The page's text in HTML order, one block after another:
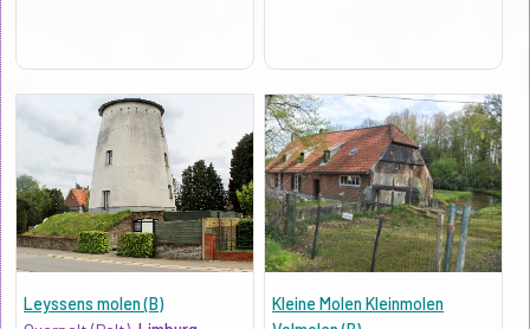
Leyssens molen (B)
Kleine Molen Kleinmolen